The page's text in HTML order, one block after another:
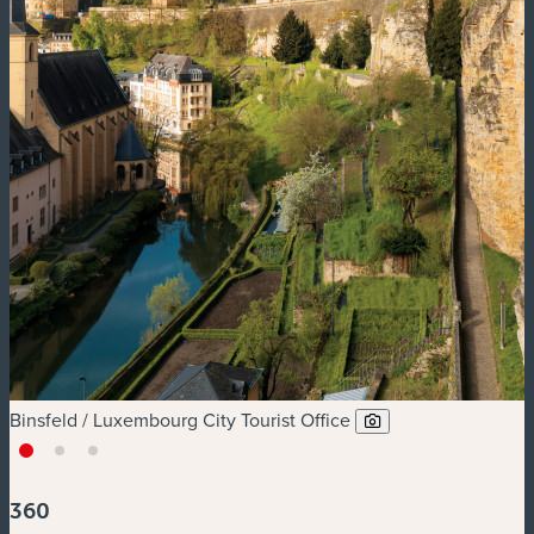
Binsfeld / Luxembourg City Tourist Office
360